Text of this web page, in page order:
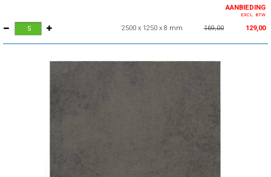
AANBIEDING
EXCL. BTW
2500 x 1250 x 8 mm 169,00 129,00